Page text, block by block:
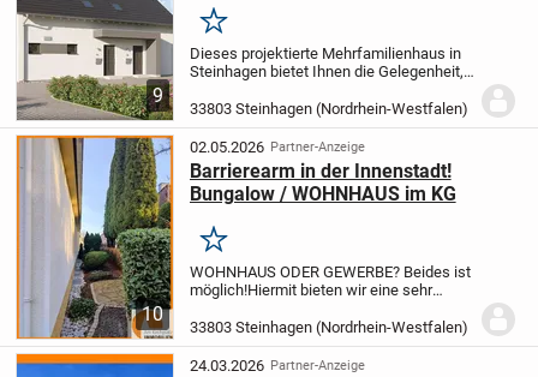
9
Merken
Dieses projektierte Mehrfamilienhaus in
Steinhagen bietet Ihnen die Gelegenheit,
Ihren persönlichen Vorstellungen zu
gestalten. Die großzügig bemessene
Wohnfläche...
33803 Steinhagen (Nordrhein-Westfalen)
10
02.05.2026 Partner-Anzeige
Barrierearm in der Innenstadt!
Bungalow / WOHNHAUS im KG
Merken
WOHNHAUS ODER GEWERBE? Beides ist
möglich!Hiermit bieten wir eine sehr
Zentrum von Steinhagen an.Die Immobilie
in Form eines Bungalows eignet sich gut
für...
33803 Steinhagen (Nordrhein-Westfalen)
24.03.2026 Partner-Anzeige